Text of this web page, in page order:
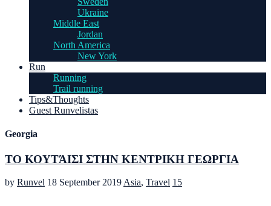
Ukraine
Middle East
Jordan
North America
New York
Run
Running
Trail running
Tips&Thoughts
Guest Runvelistas
Georgia
ΤΟ ΚΟΥΤΆΙΣΙ ΣΤΗΝ ΚΕΝΤΡΙΚΗ ΓΕΩΡΓΙΑ
by Runvel 18 September 2019 Asia, Travel 15